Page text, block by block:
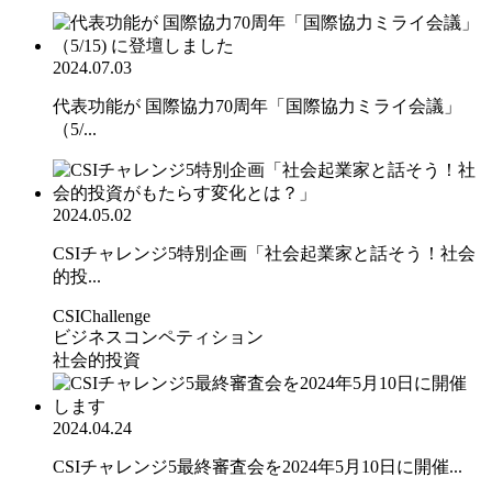
2024.07.03
代表功能が 国際協力70周年「国際協力ミライ会議」
（5/...
2024.05.02
CSIチャレンジ5特別企画「社会起業家と話そう！社会
的投...
CSIChallenge
ビジネスコンペティション
社会的投資
2024.04.24
CSIチャレンジ5最終審査会を2024年5月10日に開催...